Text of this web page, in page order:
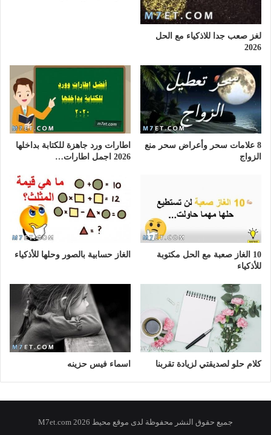
لغز صعب جدا للاذكياء مع الحل
2026
8 علامات سحر وأعراض سحر منع
الزواج
اطارات ورد جاهزة للكتابة بداخلها
2026 اجمل اطارات…
10 الغاز صعبة مع الحل مكتوبة
للأذكياء
الغاز حسابية بالصور وحلها للأذكياء
كلام حلو لصديقتي لزيادة تقربنا اسماء فيس حزينه
جميع حقوق النشر محفوظة لدى موقع محيط 2026 M7et.com